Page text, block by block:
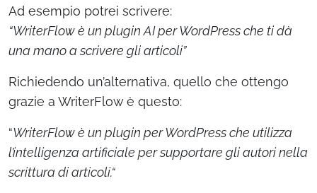
Ad esempio potrei scrivere:
“WriterFlow è un plugin AI per WordPress che ti dà
una mano a scrivere gli articoli”
Richiedendo un’alternativa, quello che ottengo
grazie a WriterFlow è questo:
“WriterFlow è un plugin per WordPress che utilizza
l’intelligenza artificiale per supportare gli autori nella
scrittura di articoli.“